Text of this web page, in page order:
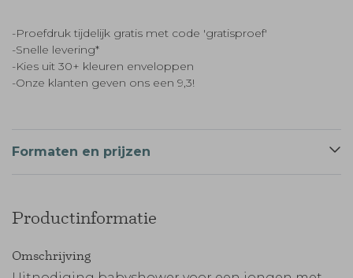
-Proefdruk tijdelijk gratis met code 'gratisproef'
-Snelle levering*
-Kies uit 30+ kleuren enveloppen
-Onze klanten geven ons een 9,3!
Formaten en prijzen
Productinformatie
Omschrijving